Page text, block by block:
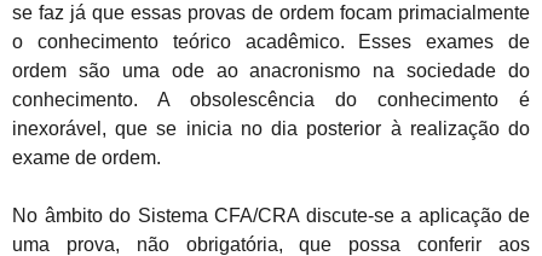
se faz já que essas provas de ordem focam primacialmente
o conhecimento teórico acadêmico. Esses exames de
ordem são uma ode ao anacronismo na sociedade do
conhecimento. A obsolescência do conhecimento é
inexorável, que se inicia no dia posterior à realização do
exame de ordem.
No âmbito do Sistema CFA/CRA discute-se a aplicação de
uma prova, não obrigatória, que possa conferir aos